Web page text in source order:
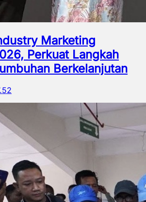
Marketing
Perkuat Langkah
Berkelanjutan